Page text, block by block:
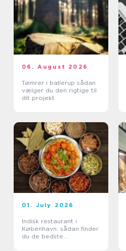
06. August 2026
Tømrer i ballerup sådan
vælger du den rigtige til
dit projekt
01. July 2026
Indisk restaurant i
København: sådan finder
du de bedste